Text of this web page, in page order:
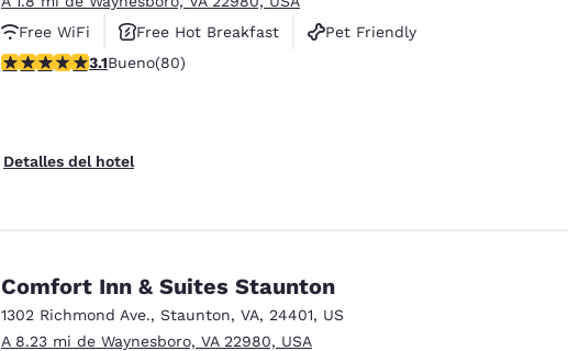
Free WiFi
Free Hot Breakfast
Pet Friendly
calificación de 3.11 estrellas. Bueno. 80 reseñas
3.1Bueno(80)
Detalles del hotel
Comfort Inn & Suites Staunton
1302 Richmond Ave., Staunton, VA, 24401, US
A 8.23 mi de Waynesboro, VA 22980, USA